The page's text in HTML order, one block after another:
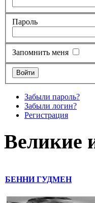
Пароль
Запомнить меня
Забыли пароль?
Забыли логин?
Регистрация
Великие
БЕННИ ГУДМЕН